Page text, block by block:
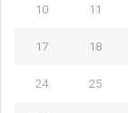
10 11
17 18
24 25